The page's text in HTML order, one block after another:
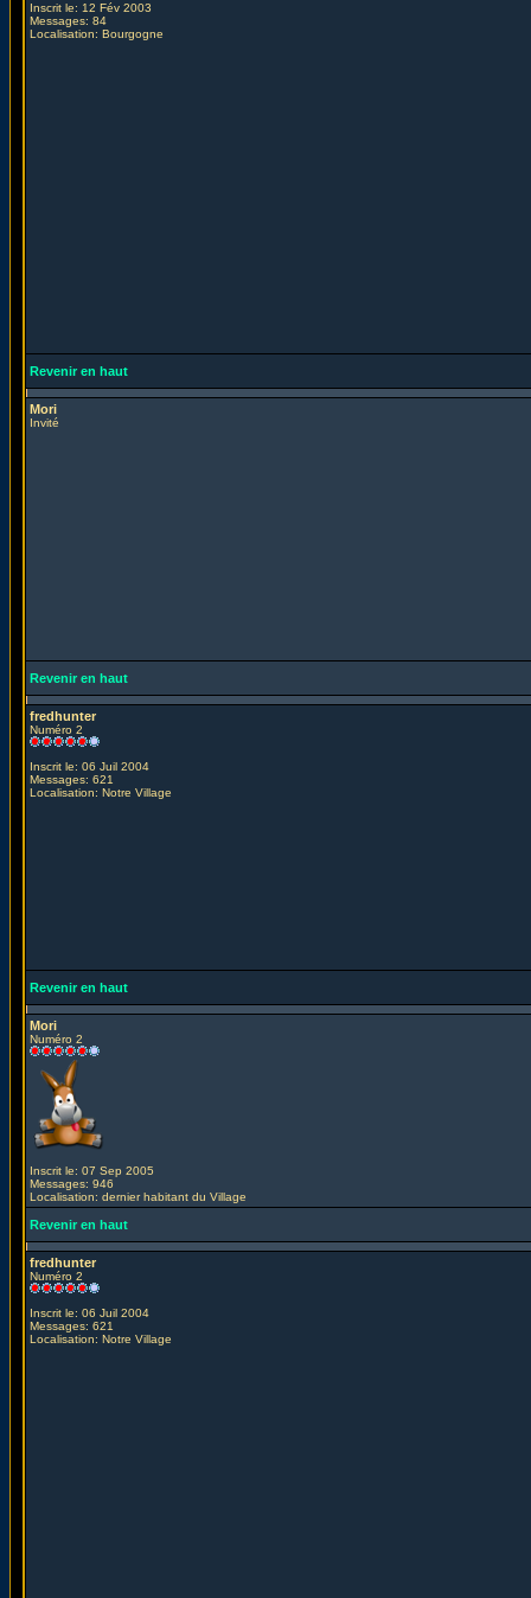
Inscrit le: 12 Fév 2003
Messages: 84
Localisation: Bourgogne
Revenir en haut
Mori
Invité
Revenir en haut
fredhunter
Numéro 2
Inscrit le: 06 Juil 2004
Messages: 621
Localisation: Notre Village
Revenir en haut
Mori
Numéro 2
Inscrit le: 07 Sep 2005
Messages: 946
Localisation: dernier habitant du Village
Revenir en haut
fredhunter
Numéro 2
Inscrit le: 06 Juil 2004
Messages: 621
Localisation: Notre Village